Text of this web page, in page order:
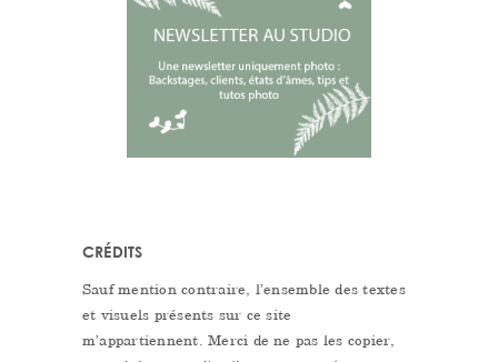
CRÉDITS
Sauf mention contraire, l’ensemble des textes
et visuels présents sur ce site
m’appartiennent. Merci de ne pas les copier,